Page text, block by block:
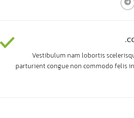
Vestibulum nam lobortis
parturient congue non commodo felis